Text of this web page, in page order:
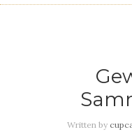
Written by